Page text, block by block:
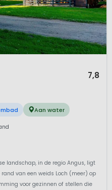
7,8
Aan water
landschap, in de regio Angus, ligt
van een weids Loch (meer) op
voor gezinnen of stellen die